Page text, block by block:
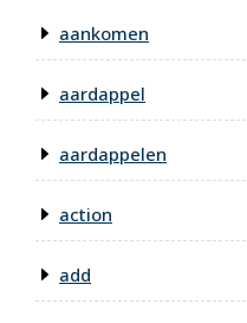
aankomen
aardappel
aardappelen
action
add